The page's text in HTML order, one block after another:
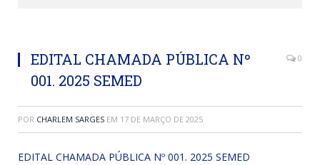
EDITAL CHAMADA PÚBLICA Nº
001. 2025 SEMED
0
POR CHARLEM SARGES EM 17 DE MARÇO DE 2025
EDITAL CHAMADA PÚBLICA Nº 001. 2025 SEMED